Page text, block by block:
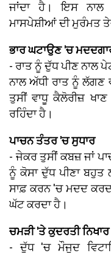
ਜਾਂਦਾ ਹੈ। ਇਸ
ਮਾਸਪੇਸ਼ੀਆਂ ਦੀ ਮੁਰੰਮਤ
ਭਾਰ ਘਟਾਉਣ 'ਚ
- ਰਾਤ ਨੂੰ ਦੁੱਧ ਪੀਣ ਨਾਲ
ਨਾਲ ਅੱਧੀ ਰਾਤ ਨੂੰ ਲੱਗਣ
ਤੁਸੀਂ ਵਾਧੂ ਕੈਲੋਰੀਜ਼
ਰਹਿੰਦਾ ਹੈ।
ਪਾਚਨ ਤੰਤਰ 'ਚ ਸੁਧਾਰ
- ਜੇਕਰ ਤੁਸੀਂ ਕਬਜ਼ ਜਾਂ
ਨੂੰ ਕੋਸਾ ਦੁੱਧ ਪੀਣਾ
ਸਾਫ਼ ਕਰਨ 'ਚ ਮਦਦ
ਘੱਟ ਕਰਦਾ ਹੈ।
ਚਮੜੀ 'ਤੇ ਕੁਦਰਤੀ ਨਿਖਾਰ
- ਦੁੱਧ 'ਚ ਮੌਜੂਦ